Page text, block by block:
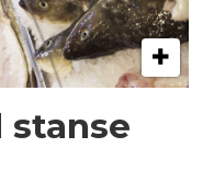
stanse